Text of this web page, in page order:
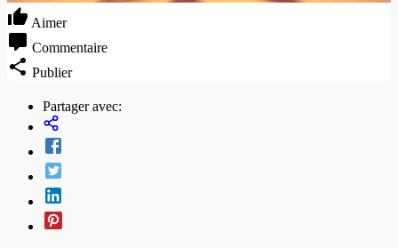
Aimer
Commentaire
Publier
Partager avec: